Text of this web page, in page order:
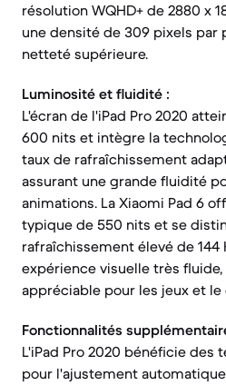
résolution WQHD+ de 2880 x
une densité de 309 pixels par
netteté supérieure.
Luminosité et fluidité :
L'écran de l'iPad Pro 2020
600 nits et intègre la
taux de rafraîchissement
assurant une grande fluidité
animations. La Xiaomi Pad 6
typique de 550 nits et se
rafraîchissement élevé de
expérience visuelle très
appréciable pour les jeux et
Fonctionnalités
L'iPad Pro 2020 bénéficie des
pour l'ajustement